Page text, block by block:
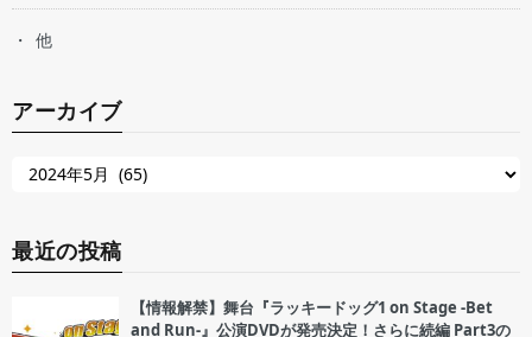
他
アーカイブ
最近の投稿
【情報解禁】舞台『ラッキードッグ1 on Stage -Bet
and Run-』公演DVDが発売決定！さらに続編 Part3の